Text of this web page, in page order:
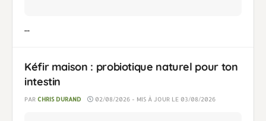
...
Kéfir maison : probiotique naturel pour ton
intestin
PAR CHRIS DURAND 02/08/2026 - MIS À JOUR LE 03/08/2026